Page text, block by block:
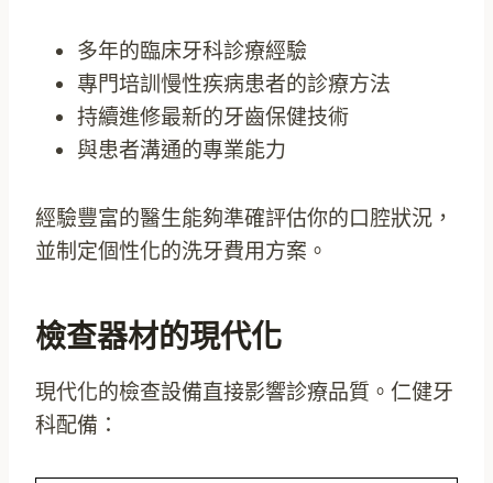
多年的臨床牙科診療經驗
專門培訓慢性疾病患者的診療方法
持續進修最新的牙齒保健技術
與患者溝通的專業能力
經驗豐富的醫生能夠準確評估你的口腔狀況，
並制定個性化的洗牙費用方案。
檢查器材的現代化
現代化的檢查設備直接影響診療品質。仁健牙
科配備：